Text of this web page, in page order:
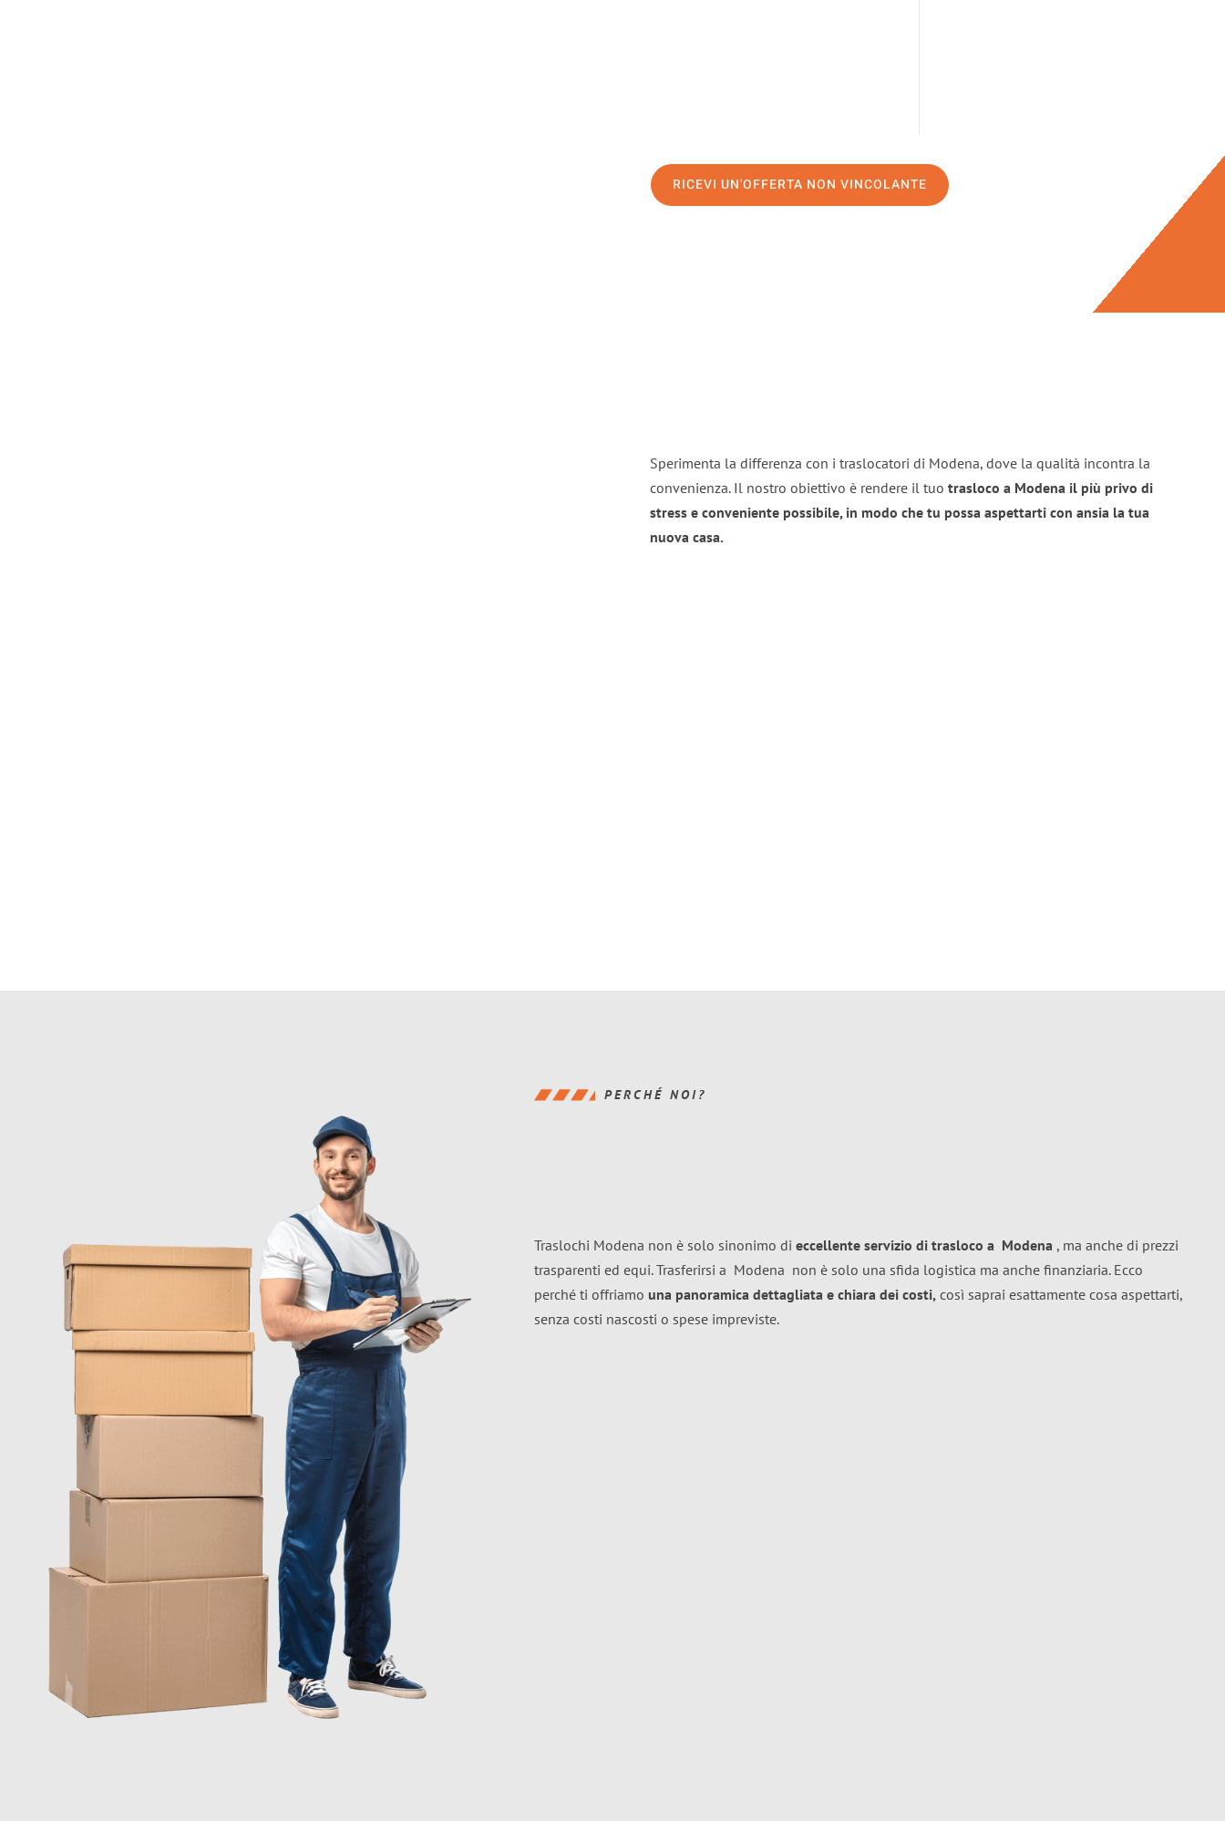
RICEVI UN'OFFERTA NON VINCOLANTE
Sperimenta la differenza con i traslocatori di Modena, dove la qualità incontra la
convenienza. Il nostro obiettivo è rendere il tuo trasloco a Modena il più privo di
stress e conveniente possibile, in modo che tu possa aspettarti con ansia la tua
nuova casa.
PERCHÉ NOI?
Traslochi Modena non è solo sinonimo di eccellente servizio di trasloco a Modena , ma anche di prezzi
trasparenti ed equi. Trasferirsi a Modena non è solo una sfida logistica ma anche finanziaria. Ecco
perché ti offriamo una panoramica dettagliata e chiara dei costi, così saprai esattamente cosa aspettarti,
senza costi nascosti o spese impreviste.